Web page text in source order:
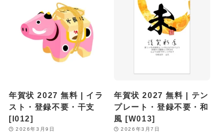
年賀状 2027 無料 | イラ
スト・登録不要・干支
[I012]
2026年3月9日
年賀状 2027 無料 | テン
プレート・登録不要・和
風 [W013]
2026年3月7日